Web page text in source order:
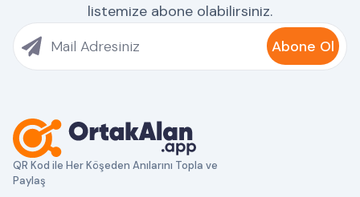
listemize abone olabilirsiniz.
Abone Ol
QR Kod ile Her Köşeden Anılarını Topla ve
Paylaş